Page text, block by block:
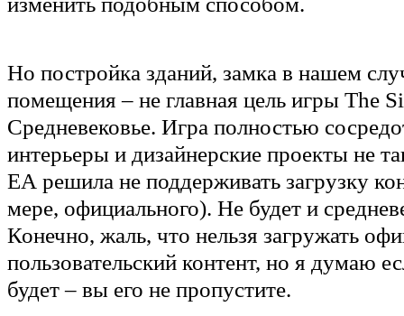
Но постройка зданий, замка в нашем
помещения – не главная цель игры The
Средневековье. Игра полностью
интерьеры и дизайнерские проекты не
ЕА решила не поддерживать загрузку
мере, официального). Не будет и
Конечно, жаль, что нельзя загружать
пользовательский контент, но я думаю
будет – вы его не пропустите.